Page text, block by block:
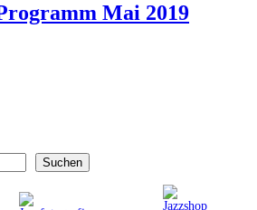
Mai 2019
Suchen